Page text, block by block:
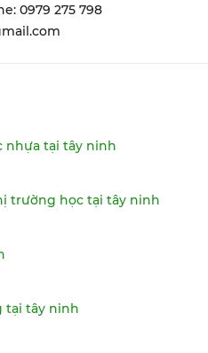
0979 275 798
nhựa tại tây ninh
trường học tại tây ninh
tại tây ninh